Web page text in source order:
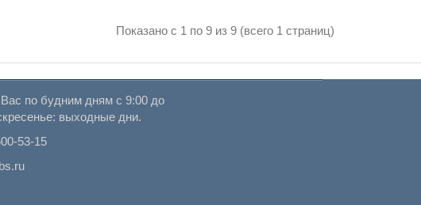
Показано с 1 по 9 из 9 (всего 1 страниц)
по будним дням с 9:00 до
выходные дни.
53-15